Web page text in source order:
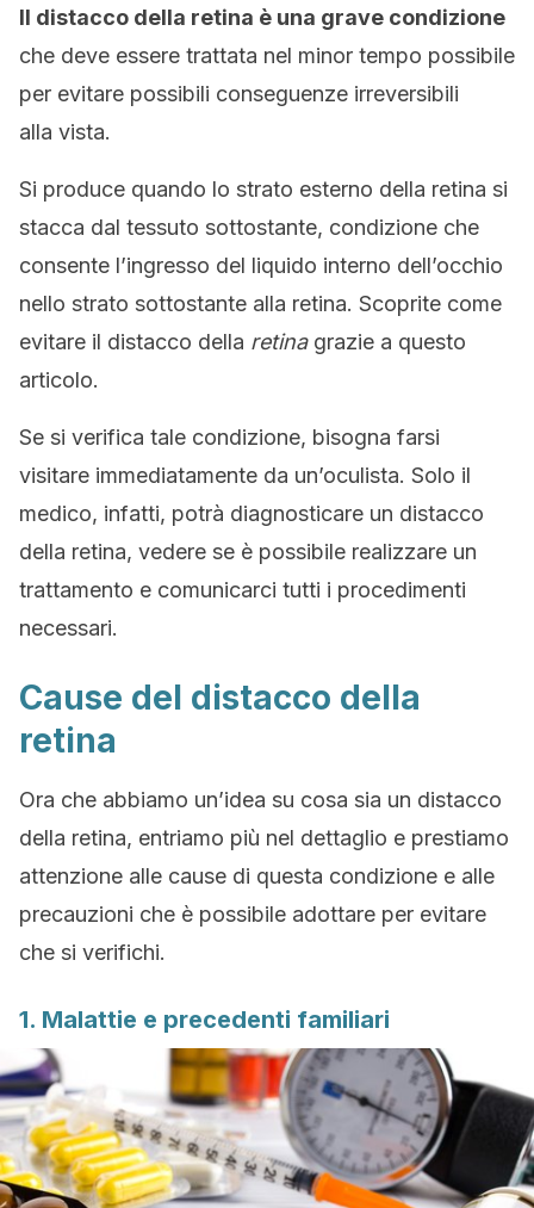
Il distacco della retina è una grave condizione
che deve essere trattata nel minor tempo possibile
per evitare possibili conseguenze irreversibili
alla vista.
Si produce quando lo strato esterno della retina si
stacca dal tessuto sottostante, condizione che
consente l’ingresso del liquido interno dell’occhio
nello strato sottostante alla retina. Scoprite come
evitare il distacco della retinagrazie a questo
articolo.
Se si verifica tale condizione, bisogna farsi
visitare immediatamente da un’oculista. Solo il
medico, infatti, potrà diagnosticare un distacco
della retina, vedere se è possibile realizzare un
trattamento e comunicarci tutti i procedimenti
necessari.
Cause del distacco della
retina
Ora che abbiamo un’idea su cosa sia un distacco
della retina, entriamo più nel dettaglio e prestiamo
attenzione alle cause di questa condizione e alle
precauzioni che è possibile adottare per evitare
che si verifichi.
1. Malattie e precedenti familiari